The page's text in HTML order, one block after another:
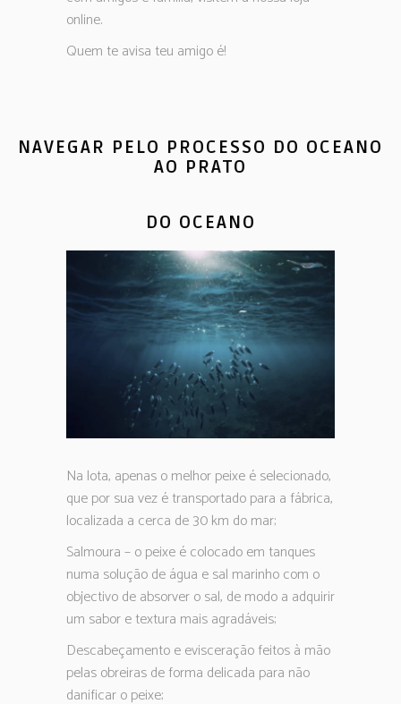
online.
Quem te avisa teu amigo é!
NAVEGAR PELO PROCESSO DO OCEANO
AO PRATO
DO OCEANO
Na lota, apenas o melhor peixe é selecionado,
que por sua vez é transportado para a fábrica,
localizada a cerca de 30 km do mar;
Salmoura – o peixe é colocado em tanques
numa solução de água e sal marinho com o
objectivo de absorver o sal, de modo a adquirir
um sabor e textura mais agradáveis;
Descabeçamento e evisceração feitos à mão
pelas obreiras de forma delicada para não
danificar o peixe;